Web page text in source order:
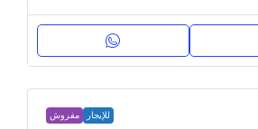
للإيجار مفروش